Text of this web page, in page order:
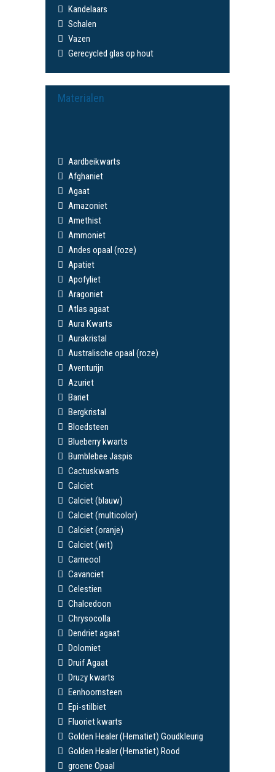
Kandelaars
Schalen
Vazen
Gerecycled glas op hout
Materialen
Aardbeikwarts
Afghaniet
Agaat
Amazoniet
Amethist
Ammoniet
Andes opaal (roze)
Apatiet
Apofyliet
Aragoniet
Atlas agaat
Aura Kwarts
Aurakristal
Australische opaal (roze)
Aventurijn
Azuriet
Bariet
Bergkristal
Bloedsteen
Blueberry kwarts
Bumblebee Jaspis
Cactuskwarts
Calciet
Calciet (blauw)
Calciet (multicolor)
Calciet (oranje)
Calciet (wit)
Carneool
Cavanciet
Celestien
Chalcedoon
Chrysocolla
Dendriet agaat
Dolomiet
Druif Agaat
Druzy kwarts
Eenhoornsteen
Epi-stilbiet
Fluoriet kwarts
Golden Healer (Hematiet) Goudkleurig
Golden Healer (Hematiet) Rood
groene Opaal